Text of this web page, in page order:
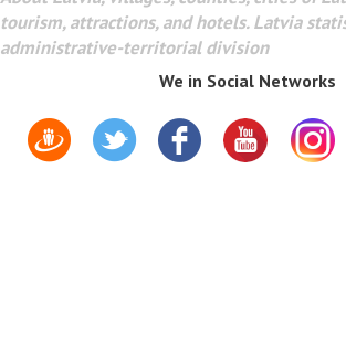
tourism, attractions, and hotels. Latvia
administrative-territorial division
We in Social Networks